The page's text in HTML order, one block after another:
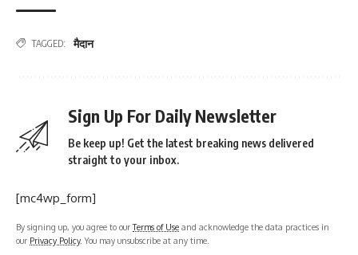
TAGGED: मैदान
Sign Up For Daily Newsletter
Be keep up! Get the latest breaking news delivered
straight to your inbox.
[mc4wp_form]
By signing up, you agree to ourTerms of Use and acknowledge the data practices in
our Privacy Policy. You may unsubscribe at any time.